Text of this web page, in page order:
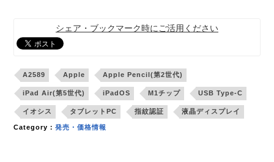
シェア・ブックマーク時にご活用ください
A2589 Apple Apple Pencil(第2世代)
iPad Air(第5世代) iPadOS M1チップ USB Type-C
イオシス タブレットPC 指紋認証 液晶ディスプレイ
Category：発売・価格情報